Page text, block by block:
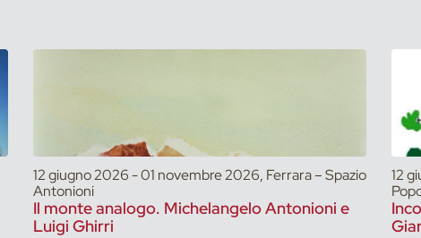
12 giugno 2026 - 01 novembre 2026, Ferrara – Spazio
Antonioni
Il monte analogo. Michelangelo Antonioni e
Luigi Ghirri
12